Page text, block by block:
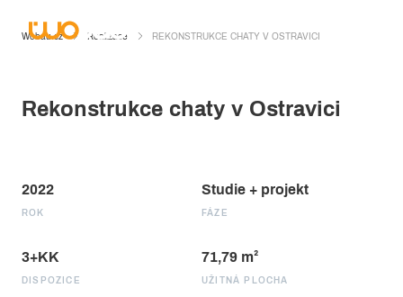
Wobau.cz Realizace REKONSTRUKCE CHATY V OSTRAVICI
Rekonstrukce chaty v Ostravici
2022
ROK
Studie + projekt
FÁZE
3+KK
DISPOZICE
71,79 m²
UŽITNÁ PLOCHA